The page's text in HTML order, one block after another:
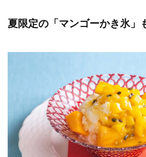
夏限定の「マンゴーかき氷」